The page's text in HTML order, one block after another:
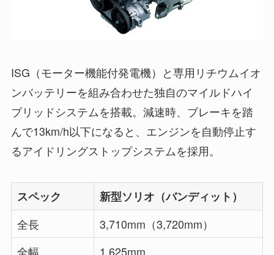
ISG（モーター機能付発電機）と専用リチウムイオ
ンバッテリーを組み合わせた独自のマイルドハイ
ブリッドシステムを搭載。減速時、ブレーキを踏
んで13km/h以下になると、エンジンを自動停止す
るアイドリングストップシステムを採用。
スペック
新型ソリオ（バンディット）
全長
3,710mm（3,720mm）
全幅
1,625mm